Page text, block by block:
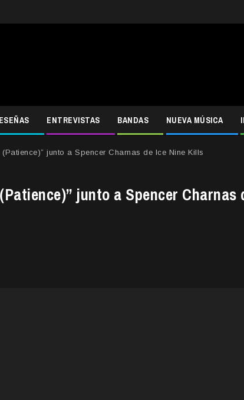
ENTREVISTAS BANDAS NUEVA MÚSICA
junto a Spencer Charnas de Ice Nine Kills
junto a Spencer Charnas